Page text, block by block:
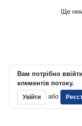
Ще
Вам потрібно
елементів потоку.
Увійти або